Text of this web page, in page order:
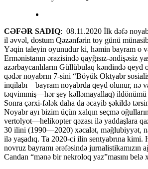
CƏFƏR SADIQ: 08.11.2020 İlk dəfə
il əvvəl, dostum Qəzənfərin toy günü
Yəqin taleyin oyunudur ki, həmin bayram o
Ermənistanın ərazisində qayğısız-əndişəsiz
azərbaycanlıların Güllübulaq kəndində qeyd
qədər noyabrın 7-sini “Böyük Oktyabr
inqilabı—bayram noyabrda qeyd olunur, nə
təqvimmiş—hər şey kəlləmayallaq)
Sonra çərxi-fələk daha da əcayib şəkildə
Noyabr ayı bizim üçün xalqın seçmə
vertolyot—helikopter qəzası ilə yaddaşlara
30 ilini (1990—2020) xəcalət, məğlubiyyət,
ilə yaşadıq. Ta 2020-ci ilin sentyabrına kimi.
novruz bayramı ərəfəsində jurnalistikamızın
Candan “mənə bir nekroloq yaz”masını